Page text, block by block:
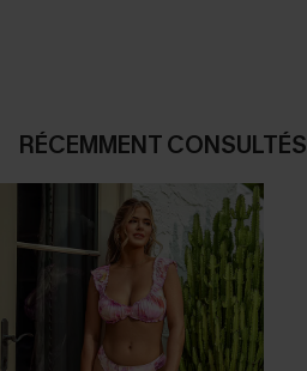
RÉCEMMENT CONSULTÉS